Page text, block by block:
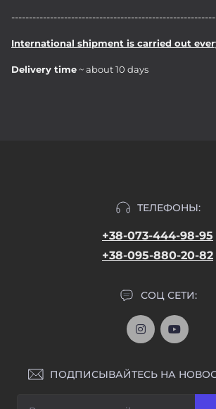
International shipment is carried out
Delivery time ~ about 10 days
ТЕЛЕФОНЫ:
+38-073-444-98-95
+38-095-880-20-82
СОЦ СЕТИ:
ПОДПИСЫВАЙТЕСЬ НА